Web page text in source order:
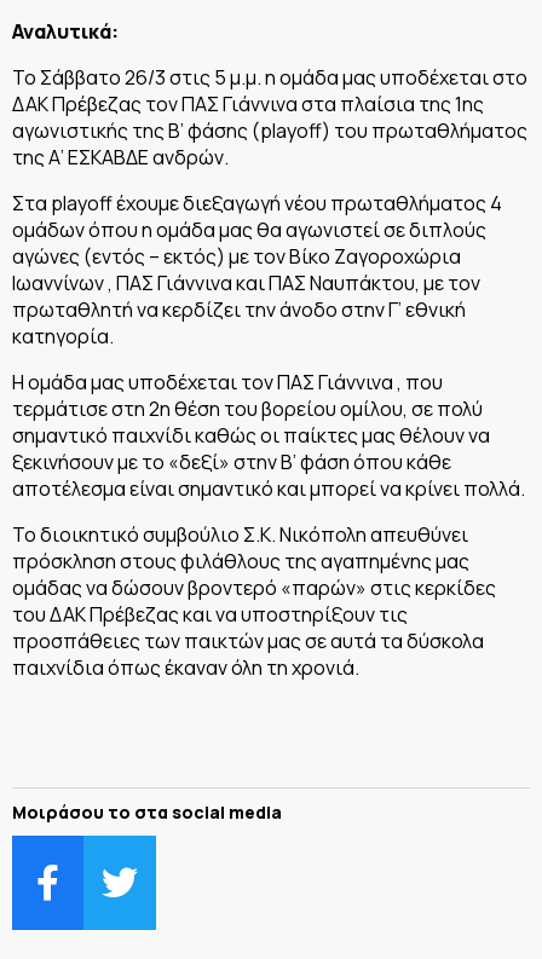
Αναλυτικά:
Το Σάββατο 26/3 στις 5 μ.μ. η ομάδα μας υποδέχεται στο
ΔΑΚ Πρέβεζας τον ΠΑΣ Γιάννινα στα πλαίσια της 1ης
αγωνιστικής της Β’ φάσης (playoff) του πρωταθλήματος
της Α’ ΕΣΚΑΒΔΕ ανδρών.
Στα playoff έχουμε διεξαγωγή νέου πρωταθλήματος 4
ομάδων όπου η ομάδα μας θα αγωνιστεί σε διπλούς
αγώνες (εντός – εκτός) με τον Βίκο Ζαγοροχώρια
Ιωαννίνων , ΠΑΣ Γιάννινα και ΠΑΣ Ναυπάκτου, με τον
πρωταθλητή να κερδίζει την άνοδο στην Γ’ εθνική
κατηγορία.
Η ομάδα μας υποδέχεται τον ΠΑΣ Γιάννινα , που
τερμάτισε στη 2η θέση του βορείου ομίλου, σε πολύ
σημαντικό παιχνίδι καθώς οι παίκτες μας θέλουν να
ξεκινήσουν με το «δεξί» στην Β’ φάση όπου κάθε
αποτέλεσμα είναι σημαντικό και μπορεί να κρίνει πολλά.
Το διοικητικό συμβούλιο Σ.Κ. Νικόπολη απευθύνει
πρόσκληση στους φιλάθλους της αγαπημένης μας
ομάδας να δώσουν βροντερό «παρών» στις κερκίδες
του ΔΑΚ Πρέβεζας και να υποστηρίξουν τις
προσπάθειες των παικτών μας σε αυτά τα δύσκολα
παιχνίδια όπως έκαναν όλη τη χρονιά.
Μοιράσου το στα social media